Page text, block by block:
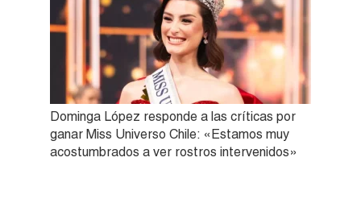
Dominga López responde a las críticas por
ganar Miss Universo Chile: «Estamos muy
acostumbrados a ver rostros intervenidos»